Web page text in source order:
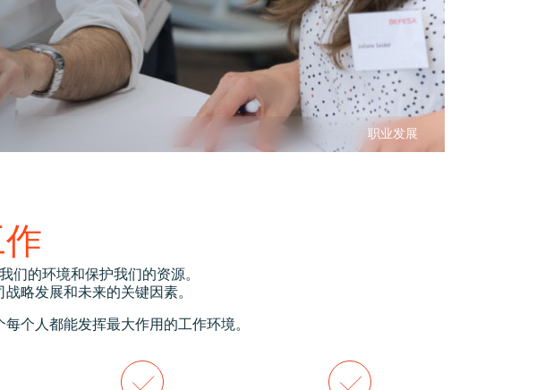
职业发展
们的环境和保护我们的资源。
略发展和未来的关键因素。
个人都能发挥最大作用的工作环境。